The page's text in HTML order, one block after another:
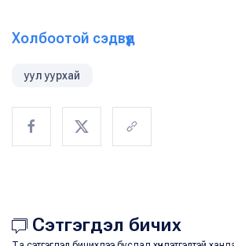
Холбоотой сэдвүүд
уул уурхай
Сэтгэгдэл бичих